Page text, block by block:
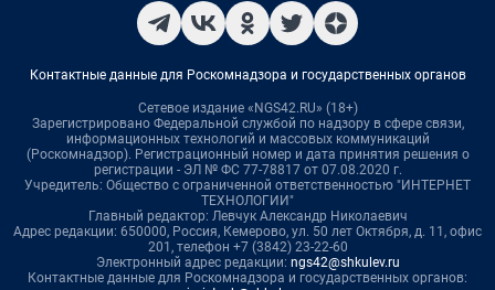
Контактные данные для Роскомнадзора и государственных органов
Сетевое издание «NGS42.RU» (18+)
Зарегистрировано Федеральной службой по надзору в сфере связи,
информационных технологий и массовых коммуникаций
(Роскомнадзор). Регистрационный номер и дата принятия решения о
регистрации - ЭЛ № ФС 77-78817 от 07.08.2020 г.
Учредитель: Общество с ограниченной ответственностью "ИНТЕРНЕТ
ТЕХНОЛОГИИ"
Главный редактор: Левчук Александр Николаевич
Адрес редакции: 650000, Россия, Кемерово, ул. 50 лет Октября, д. 11, офис
201, телефон +7 (3842) 23-22-60
Электронный адрес редакции: ngs42@shkulev.ru
Контактные данные для Роскомнадзора и государственных органов: